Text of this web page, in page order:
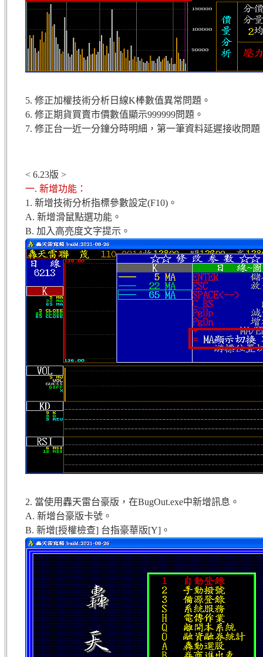
5. 修正加權技術分析日線K棒數值異常問題。
6. 修正期貨買賣市價數值顯示999999問題。
7. 修正台一近一分鐘分時明細，第一筆資料延遲接收問題
< 6.23版 >
一. 新增功能：
1. 新增技術分析指標參數設定(F10)。
A. 新增滑鼠點選功能。
B. 加入高亮度文字提示。
2. 當使用轟天雷台豪版，在BugOut.exe中新增訊息。
A. 新增台豪版卡號。
B. 新增[授權檢查] 台指豪華版[Y]。